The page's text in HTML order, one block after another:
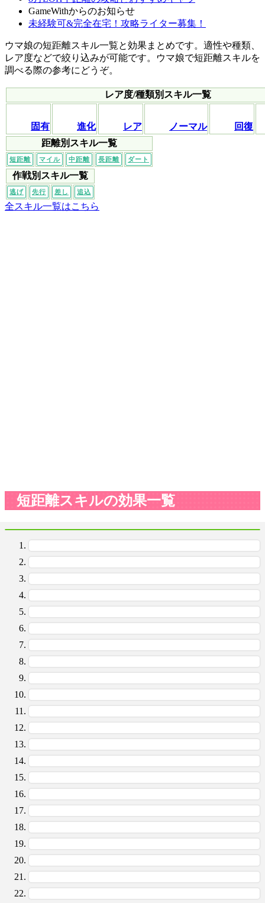
GameWithからのお知らせ
未経験可&完全在宅！攻略ライター募集！
ウマ娘の短距離スキル一覧と効果まとめです。適性や種類、
レア度などで絞り込みが可能です。ウマ娘で短距離スキルを
調べる際の参考にどうぞ。
レア度/種類別スキル一覧
固有 進化 レア ノーマル
回復
距離別スキル一覧
短距離 マイル 中距離 長距離 ダート
作戦別スキル一覧
逃げ 先行 差し 追込
全スキル一覧はこちら
短距離スキルの効果一覧